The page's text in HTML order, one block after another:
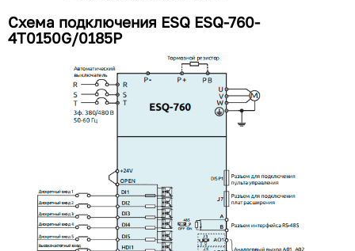
Схема подключения ESQ ESQ-760-
4T0150G/0185P